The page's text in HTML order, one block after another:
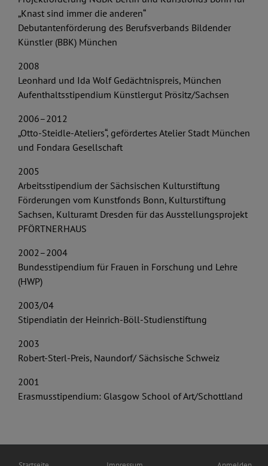
„Knast sind immer die anderen“
Debutantenförderung des Berufsverbands Bildender
Künstler (BBK) München
2008
Leonhard und Ida Wolf Gedächtnispreis, München
Aufenthaltsstipendium Künstlergut Prösitz/Sachsen
2006–2012
„Otto-Steidle-Ateliers“, gefördertes Atelier Stadt München
und Fondara Gesellschaft
2005
Arbeitsstipendium der Sächsischen Kulturstiftung
Förderungen vom Kunstfonds Bonn, Kulturstiftung
Sachsen, Kulturamt Dresden für das Ausstellungsprojekt
PFÖRTNERHAUS
2002–2004
Bundesstipendium für Frauen in Forschung und Lehre
(HWP)
2003/04
Stipendiatin der Heinrich-Böll-Studienstiftung
2003
Robert-Sterl-Preis, Naundorf/ Sächsische Schweiz
2001
Erasmusstipendium: Glasgow School of Art/Schottland
Hauptnavigation Fußbereichsmenü Benutzermenü